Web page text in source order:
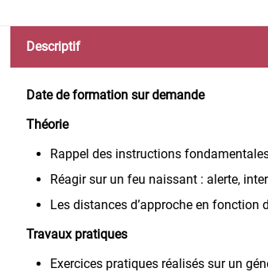
Descriptif
Date de formation sur demande
Théorie
Rappel des instructions
Réagir sur un feu naissant : alerte,
Les distances d’approche en fonction
Travaux pratiques
Exercices pratiques réalisés sur un